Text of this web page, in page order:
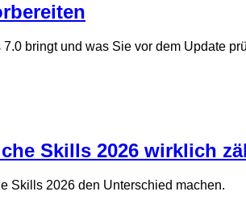
bringt und was Sie vor dem Update
Skills 2026 wirklich
Skills 2026 den Unterschied machen.